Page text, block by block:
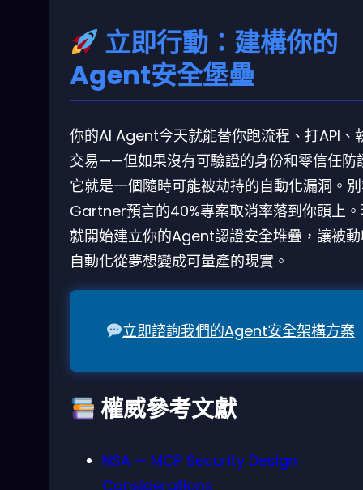
立即行動：建構你的
Agent安全堡壘
你的AI Agent今天就能替你跑流程、打API、
交易——但如果沒有可驗證的身份和零信任防
它就是一個隨時可能被劫持的自動化漏洞。
Gartner預言的40%專案取消率落到你頭上
就開始建立你的Agent認證安全堆疊，讓被
自動化從夢想變成可量產的現實。
立即諮詢我們的Agent安全架構方案
權威參考文獻
NSA — MCP Security Design
Considerations